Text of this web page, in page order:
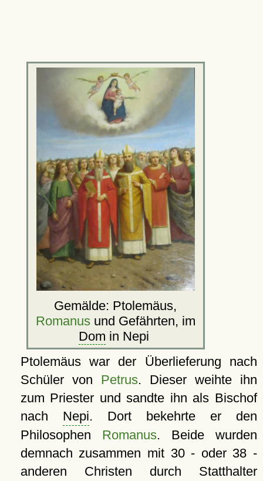
Gemälde: Ptolemäus,
Romanusund Gefährten, im
Dom in Nepi
Ptolemäus war der Überlieferung nach
Schüler von Petrus. Dieser weihte ihn
zum Priester und sandte ihn als Bischof
nach Nepi. Dort bekehrte er den
Philosophen Romanus. Beide wurden
demnach zusammen mit 30 - oder 38 -
anderen Christen durch Statthalter